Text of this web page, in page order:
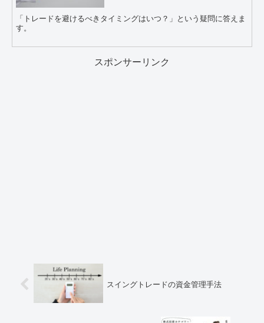
「トレードを避けるべきタイミングはいつ？」という疑問に答えま
す。
スポンサーリンク
スイングトレードの資金管理手法